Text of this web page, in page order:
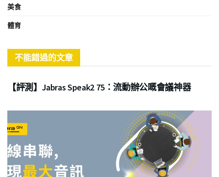
美食
體育
不能錯過的文章
商業
【評測】Jabras Speak2 75：流動辦公嘅會議神器